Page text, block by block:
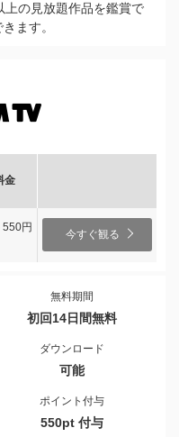
の見放題作品を鑑賞で
ます。
金
円
今すぐ観る
無料期間
初回14日間無料
ダウンロード
可能
ポイント付与
550pt 付与